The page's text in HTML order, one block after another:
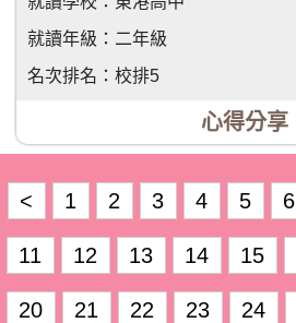
就讀年級： 二年級
名次排名： 校排5
心得分享
< 1 2 3 4 5 6
11 12 13 14 15
20 21 22 23 24